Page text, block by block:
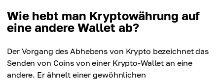
Wie hebt man Kryptowährung auf
eine andere Wallet ab?
Der Vorgang des Abhebens von Krypto bezeichnet das
Senden von Coins von einer Krypto-Wallet an eine
andere. Er ähnelt einer gewöhnlichen